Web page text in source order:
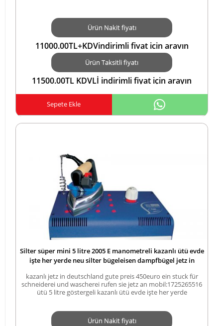
Ürün Nakit fiyatı
11000.00TL+KDVindirimli fiyat için arayın
5423552183TL
Ürün Taksitli fiyatı
11500.00TL KDVLİ indirimli fiyat için arayın
Sepete Ekle
Silter süper mini 5 litre 2005 E manometreli kazanlı ütü evde
işte her yerde neu silter bügeleisen dampfbügel jetz in
und wascherei rufen sie jetz an mobil:1725265516
kazanlı jetz in deutschland gute preis 450euro ein stuck für
schneiderei und wascherei rufen sie jetz an mobil:1725265516
ütü 5 litre göstergeli kazanlı ütü evde işte her yerde
Ürün Nakit fiyatı